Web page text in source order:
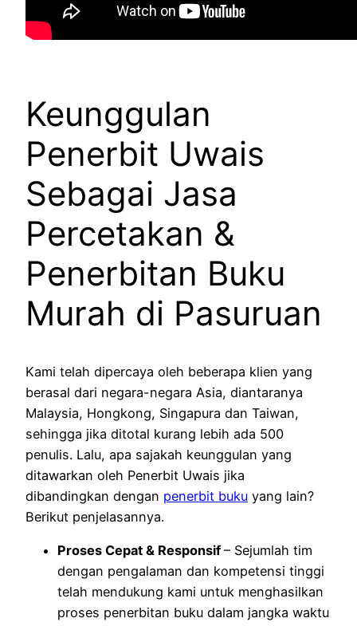
Keunggulan
Penerbit Uwais
Sebagai Jasa
Percetakan &
Penerbitan Buku
Murah di Pasuruan
Kami telah dipercaya oleh beberapa klien yang
berasal dari negara-negara Asia, diantaranya
Malaysia, Hongkong, Singapura dan Taiwan,
sehingga jika ditotal kurang lebih ada 500
penulis. Lalu, apa sajakah keunggulan yang
ditawarkan oleh Penerbit Uwais jika
dibandingkan dengan penerbit buku yang lain?
Berikut penjelasannya.
Proses Cepat & Responsif – Sejumlah tim
dengan pengalaman dan kompetensi tinggi
telah mendukung kami untuk menghasilkan
proses penerbitan buku dalam jangka waktu